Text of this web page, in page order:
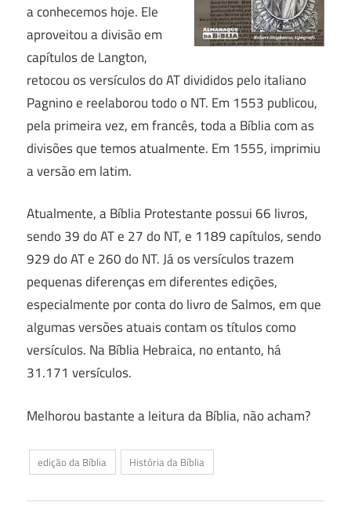
a conhecemos hoje. Ele
aproveitou a divisão em
capítulos de Langton,
retocou os versículos do AT divididos pelo italiano
Pagnino e reelaborou todo o NT. Em 1553 publicou,
pela primeira vez, em francês, toda a Bíblia com as
divisões que temos atualmente. Em 1555, imprimiu
a versão em latim.
Atualmente, a Bíblia Protestante possui 66 livros,
sendo 39 do AT e 27 do NT, e 1189 capítulos, sendo
929 do AT e 260 do NT. Já os versículos trazem
pequenas diferenças em diferentes edições,
especialmente por conta do livro de Salmos, em que
algumas versões atuais contam os títulos como
versículos. Na Bíblia Hebraica, no entanto, há
31.171 versículos.
Melhorou bastante a leitura da Bíblia, não acham?
edição da Bíblia História da Bíblia